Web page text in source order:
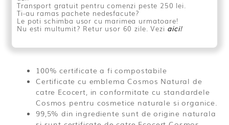
Transport gratuit pentru comenzi peste 250 lei.
Ti-au ramas pachete nedesfacute?
Le poti schimba usor cu marimea urmatoare!
Nu esti multumit? Retur usor 60 zile. Vezi aici!
100% certificate a fi compostabile
Certificate cu emblema Cosmos Natural de
catre Ecocert, in conformitate cu standardele
Cosmos pentru cosmetice naturale si organice.
99,5% din ingrediente sunt de origine naturala